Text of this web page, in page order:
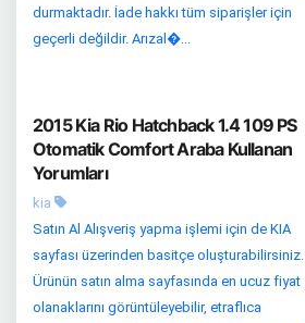
durmaktadır. İade hakkı tüm siparişler için
geçerli değildir. Arızal�...
2015 Kia Rio Hatchback 1.4 109 PS
Otomatik Comfort Araba Kullanan
Yorumları
kia
Satın Al Alışveriş yapma işlemi için de KIA
sayfası üzerinden basitçe oluşturabilirsiniz.
Ürünün satın alma sayfasında en ucuz fiyat
olanaklarını görüntüleyebilir, etraflıca